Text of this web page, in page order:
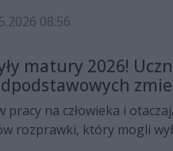
Wydział w Płocku. Jego
dydaktyczne oparte na
wykorzystania AI w
wprowadzają do pracy
08:56
matury 2026!
pracy na człowieka i
rozprawki, który mogli